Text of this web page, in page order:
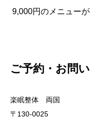
9,000円のメニューが
ご予約・お問
楽眠整体 両国
〒130-0025